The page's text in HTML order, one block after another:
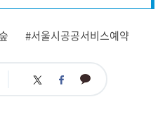
#서울시공공서비스예약
트 페 카